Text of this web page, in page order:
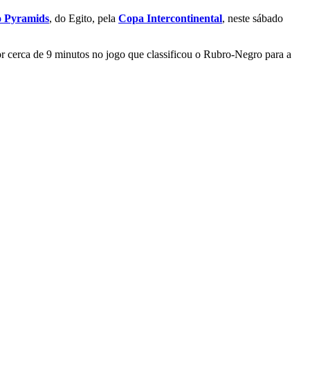
Pyramids, do Egito, pela Copa Intercontinental, neste sábado
cerca de 9 minutos no jogo que classificou o Rubro-Negro para a